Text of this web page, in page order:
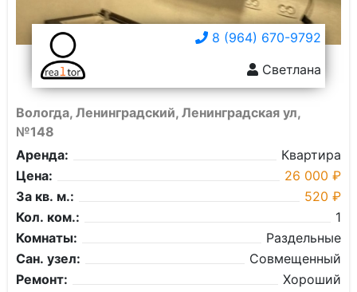
8 (964) 670-9792
Светлана
Вологда, Ленинградский, Ленинградская ул,
№148
Аренда:
Квартира
Цена:
26 000 ₽
За кв. м.:
520 ₽
Кол. ком.:
1
Комнаты:
Раздельные
Сан. узел:
Совмещенный
Ремонт:
Хороший